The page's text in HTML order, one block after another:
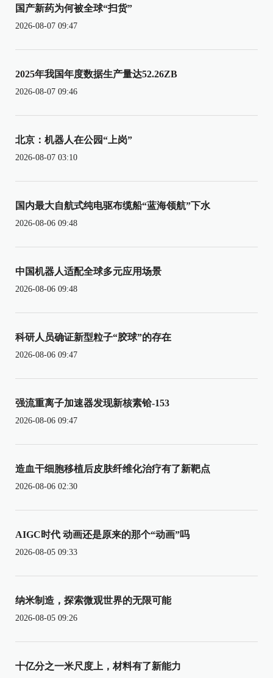
国产新药为何被全球“扫货”
2026-08-07 09:47
2025年我国年度数据生产量达52.26ZB
2026-08-07 09:46
北京：机器人在公园“上岗”
2026-08-07 03:10
国内最大自航式纯电驱布缆船“蓝海领航”下水
2026-08-06 09:48
中国机器人适配全球多元应用场景
2026-08-06 09:48
科研人员确证新型粒子“胶球”的存在
2026-08-06 09:47
强流重离子加速器发现新核素铪-153
2026-08-06 09:47
造血干细胞移植后皮肤纤维化治疗有了新靶点
2026-08-06 02:30
AIGC时代 动画还是原来的那个“动画”吗
2026-08-05 09:33
纳米制造，探索微观世界的无限可能
2026-08-05 09:26
十亿分之一米尺度上，材料有了新能力